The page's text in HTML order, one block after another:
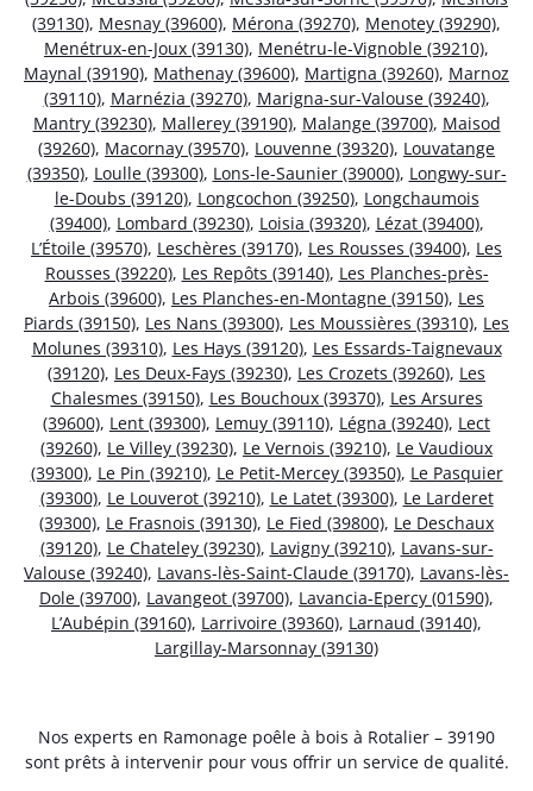
(39130), Mesnay (39600), Mérona (39270), Menotey (39290),
Menétrux-en-Joux (39130), Menétru-le-Vignoble (39210),
Maynal (39190), Mathenay (39600), Martigna (39260), Marnoz
(39110), Marnézia (39270), Marigna-sur-Valouse (39240),
Mantry (39230), Mallerey (39190), Malange (39700), Maisod
(39260), Macornay (39570), Louvenne (39320), Louvatange
(39350), Loulle (39300), Lons-le-Saunier (39000), Longwy-sur-
le-Doubs (39120), Longcochon (39250), Longchaumois
(39400), Lombard (39230), Loisia (39320), Lézat (39400),
L’Étoile (39570), Leschères (39170), Les Rousses (39400), Les
Rousses (39220), Les Repôts (39140), Les Planches-près-
Arbois (39600), Les Planches-en-Montagne (39150), Les
Piards (39150), Les Nans (39300), Les Moussières (39310), Les
Molunes (39310), Les Hays (39120), Les Essards-Taignevaux
(39120), Les Deux-Fays (39230), Les Crozets (39260), Les
Chalesmes (39150), Les Bouchoux (39370), Les Arsures
(39600), Lent (39300), Lemuy (39110), Légna (39240), Lect
(39260), Le Villey (39230), Le Vernois (39210), Le Vaudioux
(39300), Le Pin (39210), Le Petit-Mercey (39350), Le Pasquier
(39300), Le Louverot (39210), Le Latet (39300), Le Larderet
(39300), Le Frasnois (39130), Le Fied (39800), Le Deschaux
(39120), Le Chateley (39230), Lavigny (39210), Lavans-sur-
Valouse (39240), Lavans-lès-Saint-Claude (39170), Lavans-lès-
Dole (39700), Lavangeot (39700), Lavancia-Epercy (01590),
L’Aubépin (39160), Larrivoire (39360), Larnaud (39140),
Largillay-Marsonnay (39130)
Nos experts en Ramonage poêle à bois à Rotalier – 39190
sont prêts à intervenir pour vous offrir un service de qualité.